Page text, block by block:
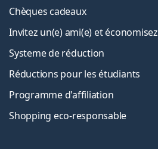
Chèques cadeaux
Invitez un(e) ami(e) et économisez
Systeme de réduction
Réductions pour les étudiants
Programme d'affiliation
Shopping eco-responsable